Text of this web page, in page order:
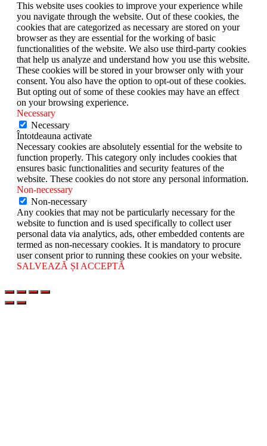
This website uses cookies to improve your experience while
you navigate through the website. Out of these cookies, the
cookies that are categorized as necessary are stored on your
browser as they are essential for the working of basic
functionalities of the website. We also use third-party cookies
that help us analyze and understand how you use this website.
These cookies will be stored in your browser only with your
consent. You also have the option to opt-out of these cookies.
But opting out of some of these cookies may have an effect
on your browsing experience.
Necessary
Necessary
Întotdeauna activate
Necessary cookies are absolutely essential for the website to
function properly. This category only includes cookies that
ensures basic functionalities and security features of the
website. These cookies do not store any personal information.
Non-necessary
Non-necessary
Any cookies that may not be particularly necessary for the
website to function and is used specifically to collect user
personal data via analytics, ads, other embedded contents are
termed as non-necessary cookies. It is mandatory to procure
user consent prior to running these cookies on your website.
SALVEAZĂ ȘI ACCEPTĂ